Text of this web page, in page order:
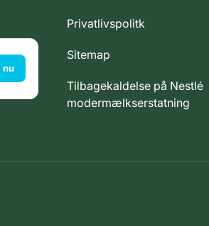
nu
Privatlivspolitk
Sitemap
Tilbagekaldelse på Nestlé
modermælkserstatning